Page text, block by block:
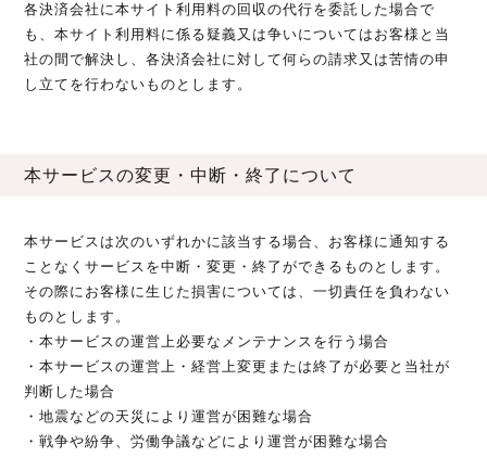
各決済会社に本サイト利用料の回収の代行を委託した場合で
も、本サイト利用料に係る疑義又は争いについてはお客様と当
社の間で解決し、各決済会社に対して何らの請求又は苦情の申
し立てを行わないものとします。
本サービスの変更・中断・終了について
本サービスは次のいずれかに該当する場合、お客様に通知する
ことなくサービスを中断・変更・終了ができるものとします。
その際にお客様に生じた損害については、一切責任を負わない
ものとします。
・本サービスの運営上必要なメンテナンスを行う場合
・本サービスの運営上・経営上変更または終了が必要と当社が
判断した場合
・地震などの天災により運営が困難な場合
・戦争や紛争、労働争議などにより運営が困難な場合